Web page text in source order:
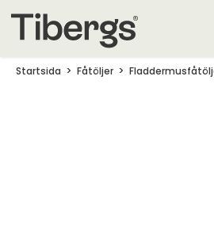
Startsida Fåtöljer